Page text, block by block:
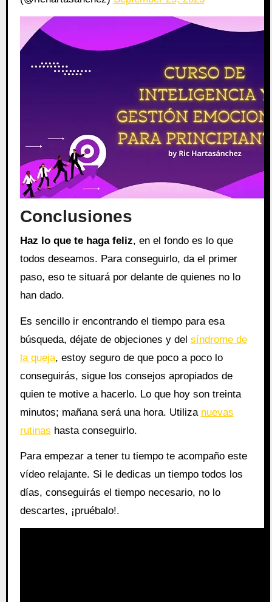
Conclusiones
Haz lo que te haga feliz, en el fondo es lo que
todos deseamos. Para conseguirlo, da el primer
paso, eso te situará por delante de quienes no lo
han dado.
Es sencillo ir encontrando el tiempo para esa
búsqueda, déjate de objeciones y del síndrome de
la queja, estoy seguro de que poco a poco lo
conseguirás, sigue los consejos apropiados de
quien te motive a hacerlo. Lo que hoy son treinta
minutos; mañana será una hora. Utiliza nuevas
rutinas hasta conseguirlo.
Para empezar a tener tu tiempo te acompaño este
vídeo relajante. Si le dedicas un tiempo todos los
días, conseguirás el tiempo necesario, no lo
descartes, ¡pruébalo!.